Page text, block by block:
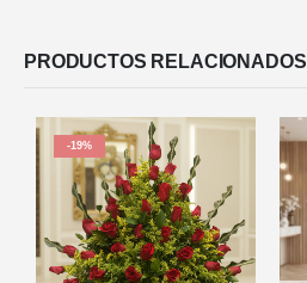
PRODUCTOS RELACIONADOS
-19%